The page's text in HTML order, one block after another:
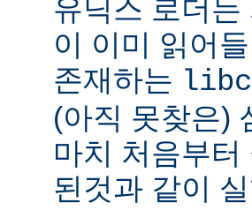
유닉스 로더
이 이미 읽어
존재하는
(아직 못찾은)
마치 처음부
된것과 같이